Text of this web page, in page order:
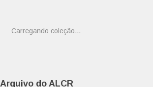
Carregando coleção...
Arquivo do ALCR